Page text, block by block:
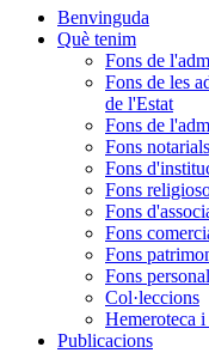
Benvinguda
Què tenim
Fons de
Fons de les
de l'Estat
Fons de
Fons
Fons
Fons
Fons
Fons
Fons
Fons
Col·leccions
Hemeroteca
Publicacions